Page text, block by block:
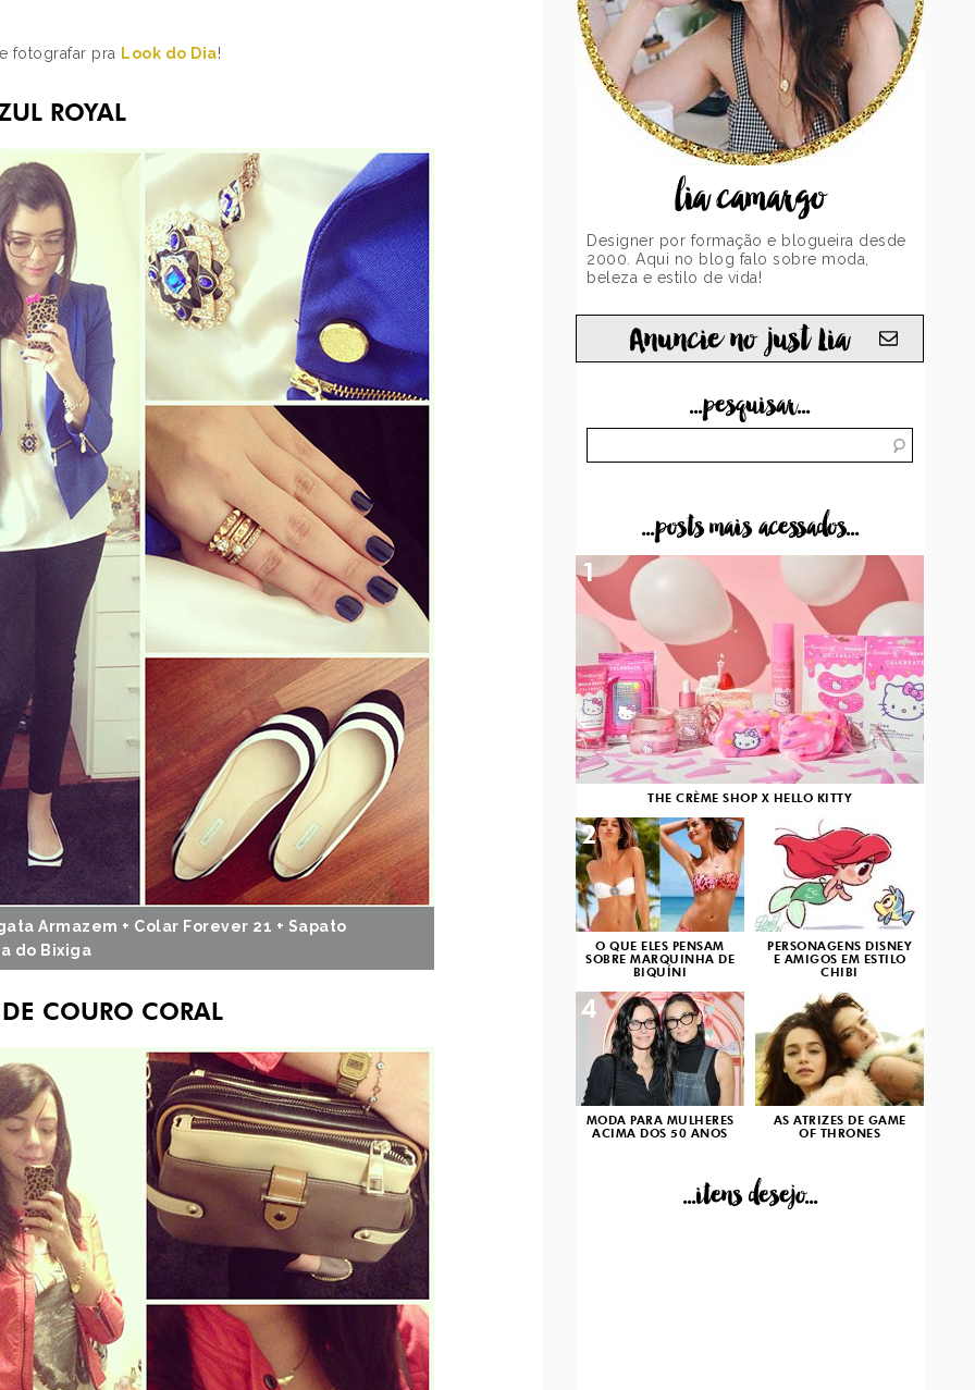
fotografar pra Look do Dia!
ROYAL
Armazem + Colar Forever 21 + Sapato
do Bixiga
COURO CORAL
lia camargo
Designer por formação e blogueira desde
2000. Aqui no blog falo sobre moda,
beleza e estilo de vida!
Anuncie no just Lia
...pesquisar...
...posts mais acessados...
THE CRÈME SHOP X HELLO KITTY
1
O QUE ELES PENSAM
SOBRE MARQUINHA DE
BIQUÍNI
2
PERSONAGENS DISNEY
E AMIGOS EM ESTILO
CHIBI
3
MODA PARA MULHERES
ACIMA DOS 50 ANOS
4
AS ATRIZES DE GAME
OF THRONES
...itens desejo...